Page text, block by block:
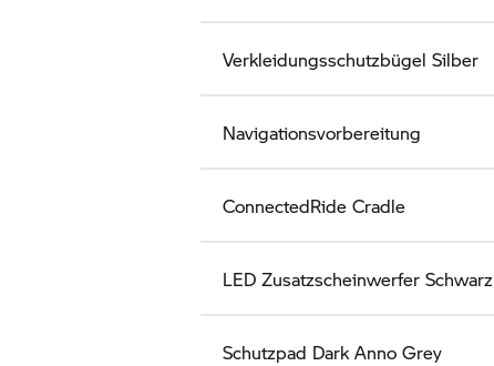
Verkleidungsschutzbügel Silber
Navigationsvorbereitung
ConnectedRide Cradle
LED Zusatzscheinwerfer Schwarz
Schutzpad Dark Anno Grey